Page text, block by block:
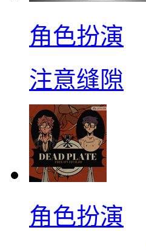
角色扮演
注意缝隙
角色扮演